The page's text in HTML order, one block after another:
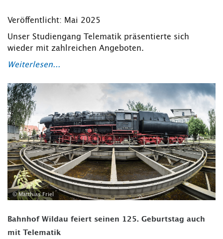
Veröffentlicht: Mai 2025
Unser Studiengang Telematik präsentierte sich
wieder mit zahlreichen Angeboten.
Weiterlesen...
© Matthias Friel
Bahnhof Wildau feiert seinen 125. Geburtstag auch
mit Telematik